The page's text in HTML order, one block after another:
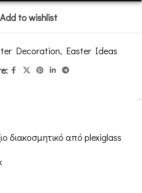
Add to wishlist
Decoration, Easter Ideas
διακοσμητικό από plexiglass